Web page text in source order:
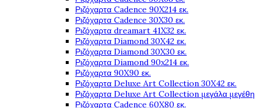
Ριζόχαρτα Cadence 90X214 εκ.
Ριζόχαρτα Cadence 30X30 εκ.
Ριζόχαρτα dreamart 41X32 εκ.
Ριζόχαρτα Diamond 30X42 εκ.
Ριζόχαρτα Diamond 30X30 εκ.
Ριζόχαρτα Diamond 90x214 εκ.
Ριζόχαρτα 90X90 εκ.
Ριζόχαρτα Deluxe Art Collection 30X42 εκ.
Ριζόχαρτα Deluxe Art Collection μεγάλα μεγέθη
Ριζόχαρτα Cadence 60X80 εκ.